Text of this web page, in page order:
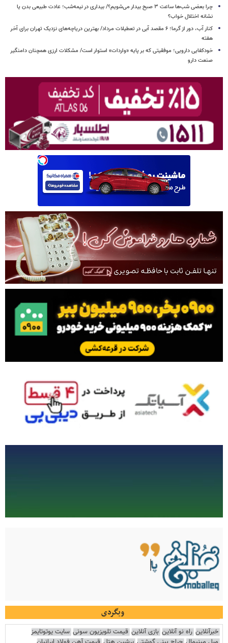
چرا بعضی شب‌ها ساعت ۳ صبح بیدار می‌شویم؟/ بیداری در نیمه‌شب؛ عادت طبیعی بدن یا
نشانه اختلال خواب؟
کنار آب، دور از گرما؛ ۶ مقصد آبی در تعطیلات مرداد/ بهترین دریاچه‌های نزدیک تهران برای آخر
هفته
خودکفایی دارویی؛ موفقیتی که بر پایه‌ «واردات» استوار است/ مشکلات ارزی همچنان دامنگیر
صنعت دارو
وبگردی
خبرآنلاین راه نو آنلاین بازی آنلاین قیمت تلویزیون سونی سایت یوتوتایمز